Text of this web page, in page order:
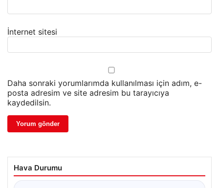
İnternet sitesi
Daha sonraki yorumlarımda kullanılması için adım, e-
posta adresim ve site adresim bu tarayıcıya
kaydedilsin.
Hava Durumu